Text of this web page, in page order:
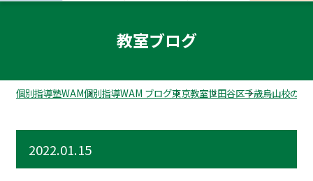
教室ブログ
個別指導塾WAM個別指導WAM ブログ東京教室世田谷区千歳烏山校のス
2022.01.15